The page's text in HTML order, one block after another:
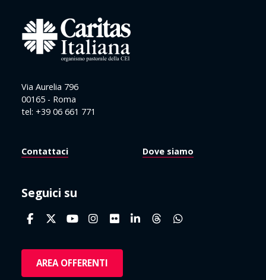
Via Aurelia 796
00165 - Roma
tel: +39 06 661 771
Contattaci Dove siamo
Seguici su
AREA OFFERENTI